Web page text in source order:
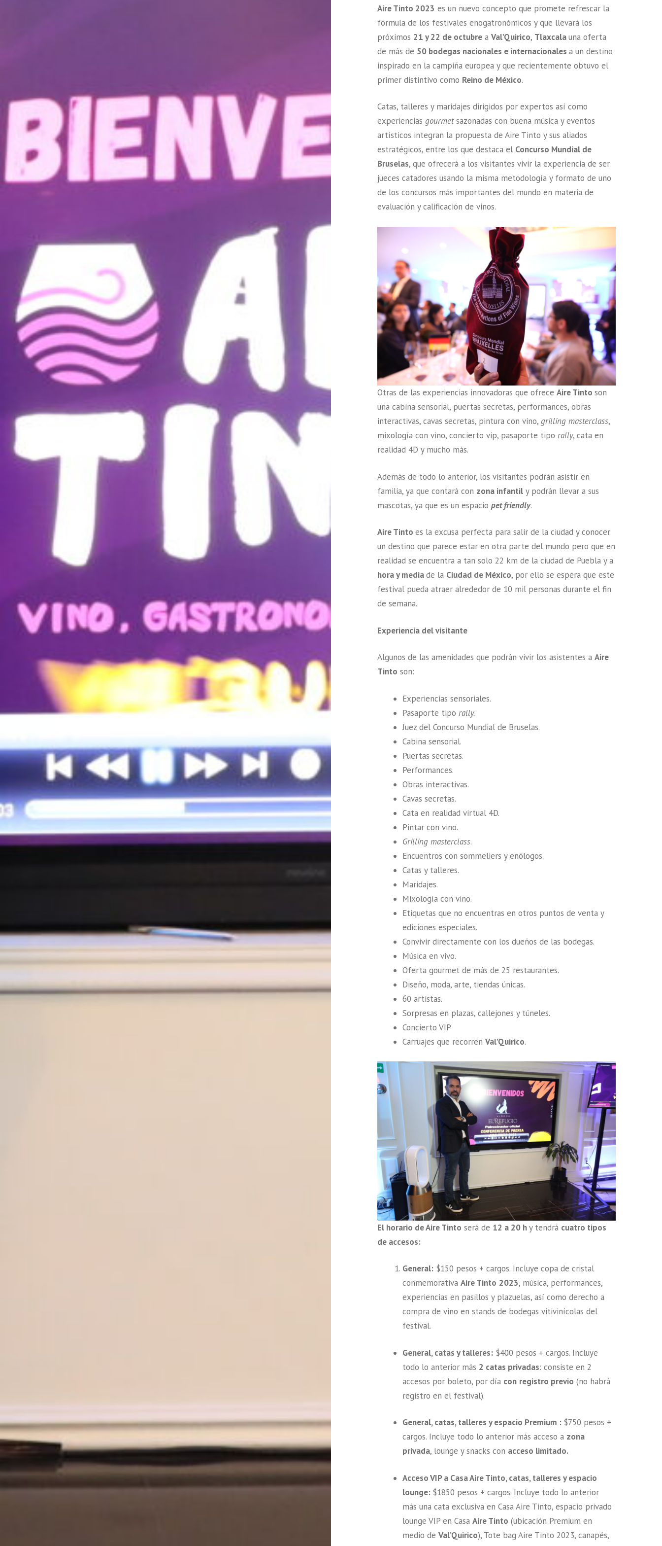
Aire Tinto 2023 es un nuevo concepto que promete refrescar la
fórmula de los festivales enogatronómicos y que llevará los
próximos 21 y 22 de octubre aVal’Quirico, Tlaxcalauna oferta
de más de 50 bodegas nacionales e internacionalesa un destino
inspirado en la campiña europea y que recientemente obtuvo el
primer distintivo como Reino de México.
Catas, talleres y maridajes dirigidos por expertos así como
experiencias gourmetsazonadas con buena música y eventos
artísticos integran la propuesta de Aire Tinto y sus aliados
estratégicos, entre los que destaca el Concurso Mundial de
Bruselas, que ofrecerá a los visitantes vivir la experiencia de ser
jueces catadores usando la misma metodología y formato de uno
de los concursos más importantes del mundo en materia de
evaluación y calificación de vinos.
Otras de las experiencias innovadoras que ofreceAire Tintoson
una cabina sensorial, puertas secretas, performances, obras
interactivas, cavas secretas, pintura con vino, grilling masterclass,
mixología con vino, concierto vip, pasaporte tiporally, cata en
realidad 4D y mucho más.
Además de todo lo anterior, los visitantes podrán asistir en
familia, ya que contará con zona infantil y podrán llevar a sus
mascotas, ya que es un espaciopet friendly.
Aire Tintoes la excusa perfecta para salir de la ciudad y conocer
un destino que parece estar en otra parte del mundo pero que en
realidad se encuentra a tan solo 22 km de la ciudad de Puebla y a
hora y mediade la Ciudad de México, por ello se espera que este
festival pueda atraer alrededor de 10 mil personas durante el fin
de semana.
Experiencia del visitante
Algunos de las amenidades que podrán vivir los asistentes aAire
Tinto son:
Experiencias sensoriales.
Pasaporte tipo rally.
Juez del Concurso Mundial de Bruselas.
Cabina sensorial.
Puertas secretas.
Performances.
Obras interactivas.
Cavas secretas.
Cata en realidad virtual 4D.
Pintar con vino.
Grilling masterclass.
Encuentros con sommeliers y enólogos.
Catas y talleres.
Maridajes.
Mixología con vino.
Etiquetas que no encuentras en otros puntos de venta y
ediciones especiales.
Convivir directamente con los dueños de las bodegas.
Música en vivo.
Oferta gourmet de más de 25 restaurantes.
Diseño, moda, arte, tiendas únicas.
60 artistas.
Sorpresas en plazas, callejones y túneles.
Concierto VIP
Carruajes que recorrenVal’Quirico.
El horario de Aire Tinto será de 12 a 20 hy tendrá cuatro tipos
de accesos:
General: $150 pesos + cargos. Incluye copa de cristal
conmemorativaAire Tinto 2023, música, performances,
experiencias en pasillos y plazuelas, así como derecho a
compra de vino en stands de bodegas vitivinícolas del
festival.
General, catas y talleres: $400 pesos + cargos. Incluye
todo lo anterior más 2 catas privadas: consiste en 2
accesos por boleto, por día con registro previo (no habrá
registro en el festival).
General, catas, talleres y espacio Premium : $750 pesos +
cargos. Incluye todo lo anterior más acceso a zona
privada, lounge y snacks con acceso limitado.
Acceso VIP a Casa Aire Tinto, catas, talleres y espacio
lounge: $1850 pesos + cargos. Incluye todo lo anterior
más una cata exclusiva en Casa Aire Tinto, espacio privado
lounge VIP en CasaAire Tinto (ubicación Premium en
medio deVal’Quirico), Tote bag Aire Tinto 2023, canapés,